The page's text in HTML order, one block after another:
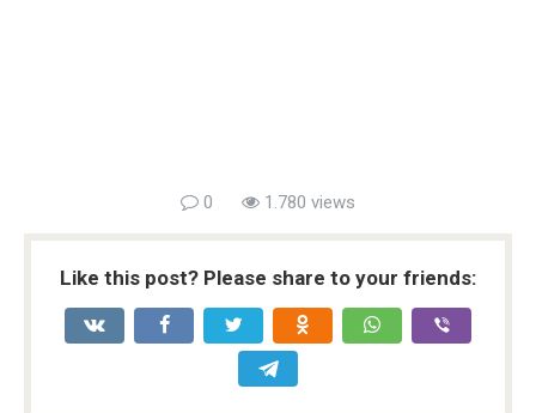
0 1.780 views
Like this post? Please share to your friends: